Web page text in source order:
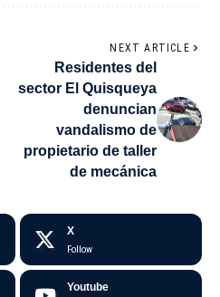
NEXT ARTICLE
Residentes del
sector El Quisqueya
denuncian
vandalismo de
propietario de taller
de mecánica
X
Follow
Youtube